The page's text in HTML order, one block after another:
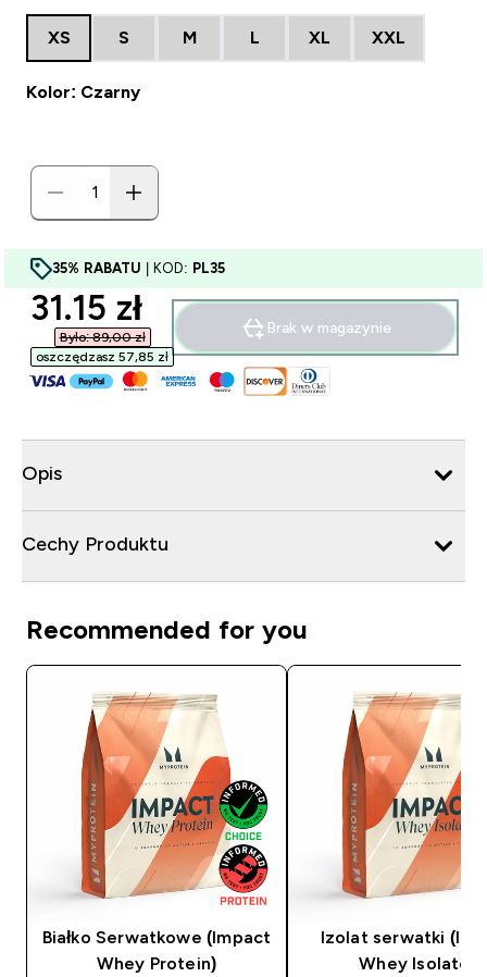
XS S M L XL XXL
Kolor: Czarny
35% RABATU | KOD: PL35
discounted price
31.15 zł‎
Było: 89,00 zł‎
oszczędzasz 57,85 zł‎
Brak w magazynie
Opis
Cechy Produktu
Recommended for you
Białko Serwatkowe (Impact
Whey Protein)
Izolat serwatki
Whey Isolate)